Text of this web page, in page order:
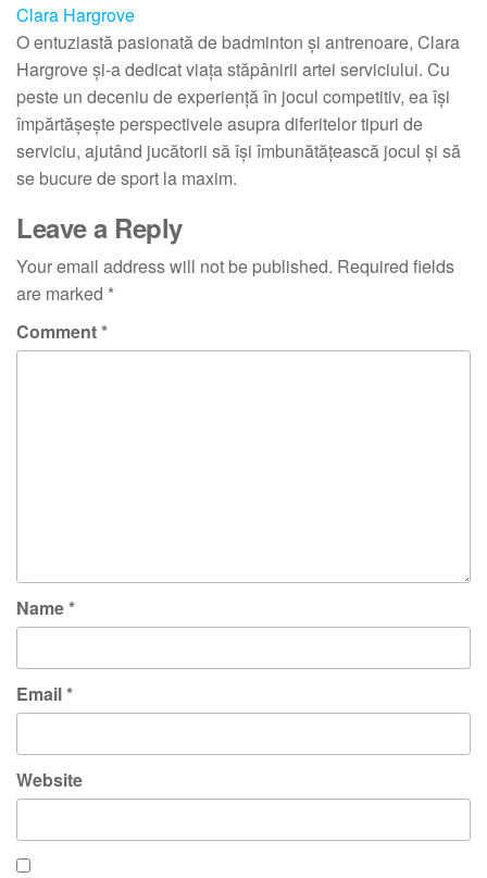
Clara Hargrove
O entuziastă pasionată de badminton și antrenoare, Clara
Hargrove și-a dedicat viața stăpânirii artei serviciului. Cu
peste un deceniu de experiență în jocul competitiv, ea își
împărtășește perspectivele asupra diferitelor tipuri de
serviciu, ajutând jucătorii să își îmbunătățească jocul și să
se bucure de sport la maxim.
Leave a Reply
Your email address will not be published. Required fields
are marked *
Comment*
Name*
Email*
Website